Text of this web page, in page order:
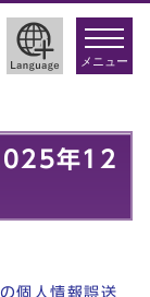
toggle
メニュー
年12
個人情報誤送